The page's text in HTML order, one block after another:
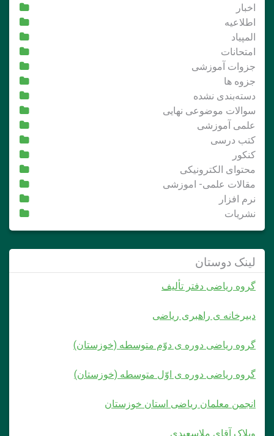
اخبار
اطلاعیه
المپیاد
امتحانات
جزوات آموزشی
جزوه ها
دسته‌بندی نشده
سوالات موضوعی نهایی
علمی آموزشی
کتب درسی
کنکور
محتوای الکترونیکی
مقالات علمی- اموزشی
نرم افزار
نشریات
لینک دوستان
گروه ریاضی دفتر تألیف
دبیرخانه ی راهبری ریاضی
گروه ریاضی دوره ی دوّم متوسطه (خوزستان)
گروه ریاضی دوره ی اوّل متوسطه (خوزستان)
انجمن معلمان ریاضی استان خوزستان
وبلاک آقای ملاسعیدی